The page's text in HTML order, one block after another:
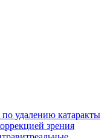
удалению катаракты
зрения